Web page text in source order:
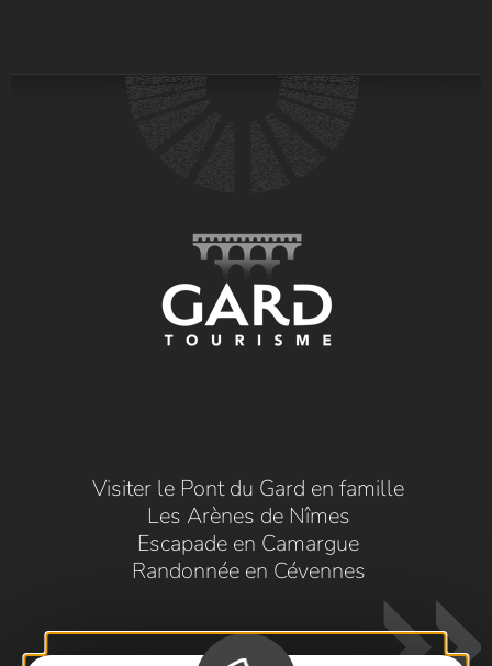
Visiter le Pont du Gard en famille
Les Arènes de Nîmes
Escapade en Camargue
Randonnée en Cévennes